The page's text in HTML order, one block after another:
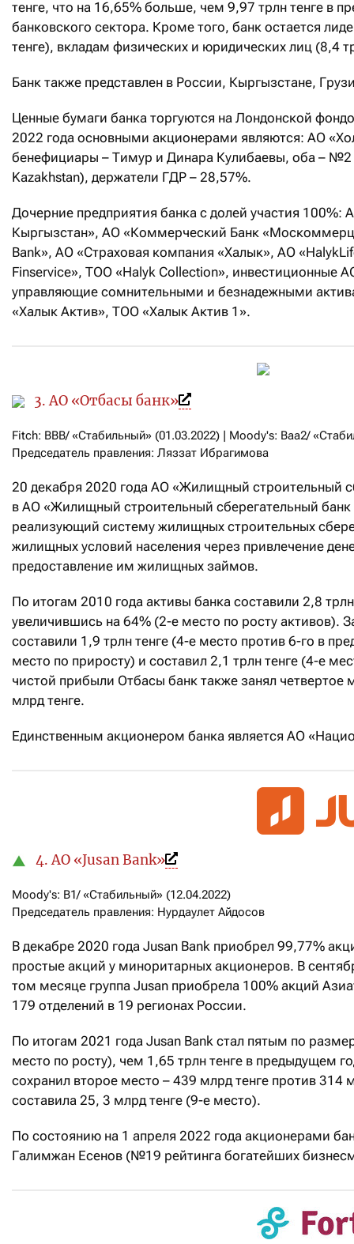
тенге, что на 16,65% больше, чем 9,97 трлн тенге в
банковского сектора. Кроме того, банк остается
тенге), вкладам физических и юридических лиц (8,4
Банк также представлен в России, Кыргызстане,
Ценные бумаги банка торгуются на Лондонской
2022 года основными акционерами являются: АО
бенефициары – Тимур и Динара Кулибаевы, оба – №2
Kazakhstan), держатели ГДР – 28,57%.
Дочерние предприятия банка с долей участия
Кыргызстан», АО «Коммерческий Банк
Bank», АО «Страховая компания «Халык», АО
Finservice», ТОО «Halyk Collection», инвестиционные
управляющие сомнительными и безнадежными
«Халык Актив», ТОО «Халык Актив 1».
3. АО «Отбасы банк»
Fitch: BBB/ «Стабильный» (01.03.2022) | Moody's: Baa2/
Председатель правления: Ляззат Ибрагимова
20 декабря 2020 года АО «Жилищный строительный
в АО «Жилищный строительный сберегательный
реализующий систему жилищных строительных
жилищных условий населения через привлечение
предоставление им жилищных займов.
По итогам 2010 года активы банка составили 2,8
увеличившись на 64% (2-е место по росту активов).
составили 1,9 трлн тенге (4-е место против 6-го в
место по приросту) и составил 2,1 трлн тенге (4-е
чистой прибыли Отбасы банк также занял
млрд тенге.
Единственным акционером банка является АО
4. АО «Jusan Bank»
Moody's: B1/ «Стабильный» (12.04.2022)
Председатель правления: Нурдаулет Айдосов
В декабре 2020 года Jusan Bank приобрел 99,77%
простые акций у миноритарных акционеров. В
том месяце группа Jusan приобрела 100% акций
179 отделений в 19 регионах России.
По итогам 2021 года Jusan Bank стал пятым по
место по росту), чем 1,65 трлн тенге в предыдущем
сохранил второе место – 439 млрд тенге против 314
составила 25, 3 млрд тенге (9-е место).
По состоянию на 1 апреля 2022 года акционерами
Галимжан Есенов (№19 рейтинга богатейших